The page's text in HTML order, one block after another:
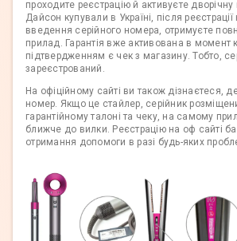
проходите реєстрацію й активуєте
Дайсон купували в Україні, після реєстрації
введення серійного номера, отримуєте
прилад. Гарантія вже активована в момент
підтвердженням є чек з магазину. Тобто,
зареєстрований.
На офіційному сайті ви також дізнаєтеся,
номер. Якщо це стайлер, серійник
гарантійному талоні та чеку, на самому
ближче до вилки. Реєстрацію на оф сайті
отримання допомоги в разі будь-яких